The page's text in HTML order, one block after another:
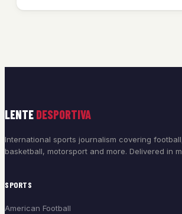
LENTE DESPORTIVA
International sports journalism covering
basketball, motorsport and more. Delivered in
SPORTS
American Football